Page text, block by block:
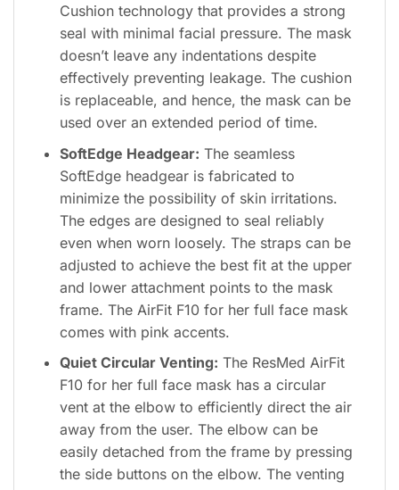
Cushion technology that provides a strong
seal with minimal facial pressure. The mask
doesn’t leave any indentations despite
effectively preventing leakage. The cushion
is replaceable, and hence, the mask can be
used over an extended period of time.
SoftEdge Headgear: The seamless
SoftEdge headgear is fabricated to
minimize the possibility of skin irritations.
The edges are designed to seal reliably
even when worn loosely. The straps can be
adjusted to achieve the best fit at the upper
and lower attachment points to the mask
frame. The AirFit F10 for her full face mask
comes with pink accents.
Quiet Circular Venting: The ResMed AirFit
F10 for her full face mask has a circular
vent at the elbow to efficiently direct the air
away from the user. The elbow can be
easily detached from the frame by pressing
the side buttons on the elbow. The venting